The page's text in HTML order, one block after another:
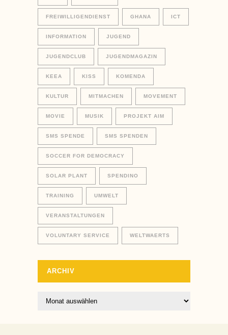
FREIWILLIGENDIENST GHANA ICT
INFORMATION JUGEND
JUGENDCLUB JUGENDMAGAZIN
KEEA KISS KOMENDA
KULTUR MITMACHEN MOVEMENT
MOVIE MUSIK PROJEKT AIM
SMS SPENDE SMS SPENDEN
SOCCER FOR DEMOCRACY
SOLAR PLANT SPENDINO
TRAINING UMWELT
VERANSTALTUNGEN
VOLUNTARY SERVICE WELTWAERTS
ARCHIV
Archiv